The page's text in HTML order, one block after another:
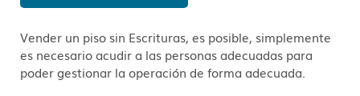
Vender un piso sin Escrituras, es posible, simplemente
es necesario acudir a las personas adecuadas para
poder gestionar la operación de forma adecuada.